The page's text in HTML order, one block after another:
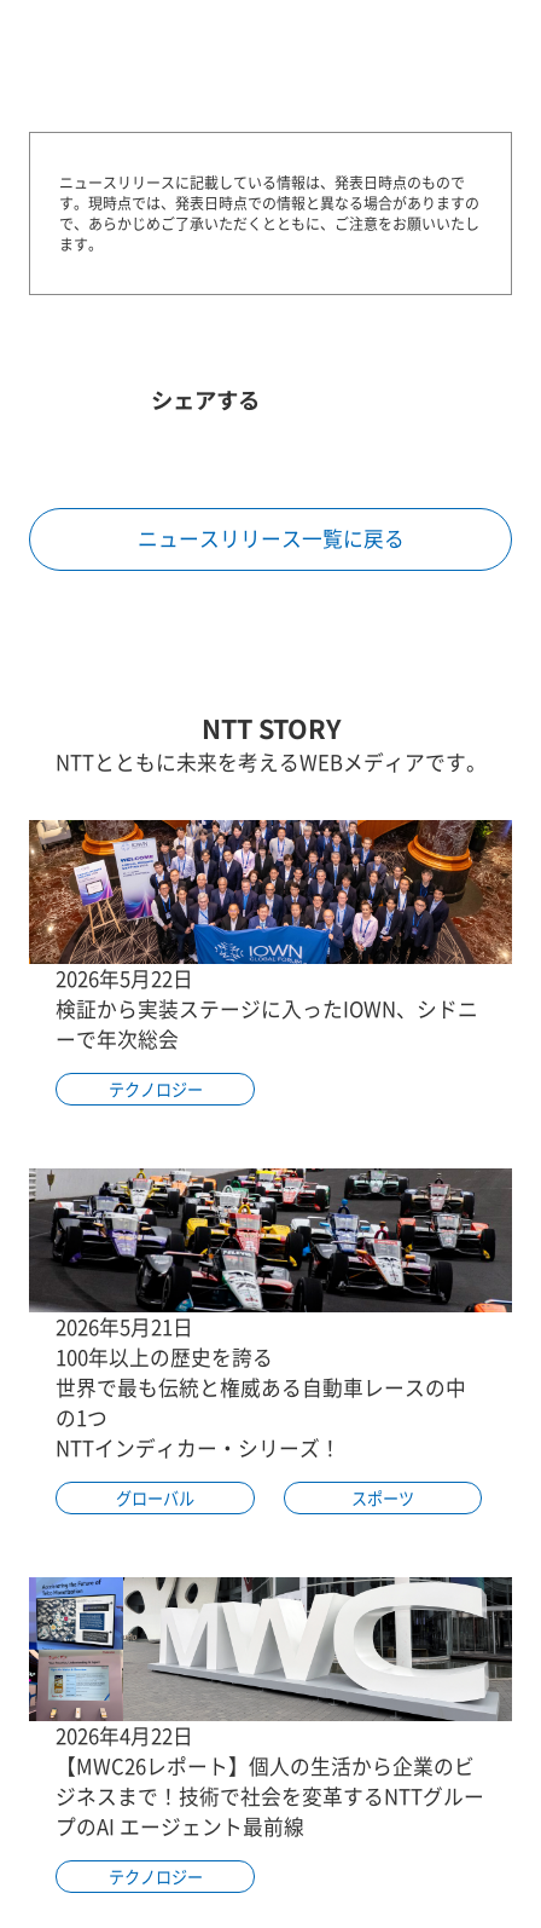
ニュースリリースに記載している情報は、発表日時点のもので
す。 現時点では、発表日時点での情報と異なる場合がありますの
で、あらかじめご了承いただくとともに、ご注意をお願いいたし
ます。
シェアする
ニュースリリース一覧に戻る
NTT STORY
NTTとともに未来を考えるWEBメディアです。
2026年5月22日
検証から実装ステージに入ったIOWN、シドニ
ーで年次総会
テクノロジー
2026年5月21日
100年以上の歴史を誇る
世界で最も伝統と権威ある自動車レースの中
の1つ
NTTインディカー・シリーズ！
グローバル スポーツ
2026年4月22日
【MWC26レポート】個人の生活から企業のビ
ジネスまで！技術で社会を変革するNTTグルー
プのAI エージェント最前線
テクノロジー